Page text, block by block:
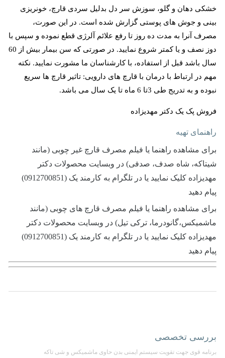
خشکی دهان و گلو، سوزش سر دل بدلیل سردی قارچ، خونریزی
بینی و جوش های پوستی گزارش شده است. در این صورت،
مصرف آنرا به مدت ده روز تا رفع علائم آلرژی قطع نموده و سپس با
دوز نصف و یا کمتر شروع نمایید. در صورتی که سن بیمار بیش از 60
سال باشد قبل از استفاده، با کارشناسان ما مشورت نمایید. نکته
مهم در ارتباط با درمان با قارچ های دارویی: تاثیر قارچ ها سریع
نبوده و به تدریج طی 3تا 6 ماه تا یک سال می باشد.
فروش پک یک دکتر مهدیزاده
راهنمای تهیه
برای مشاهده راهنما یا فیلم مصرف قارچ غیر چوبی (مانند
شیتاکه، شاه صدف، صدفی) در وبسایت محصولات دکتر
مهدیزاده کلیک نمایید یا در تلگرام به کارمند یک (0912700851)
پیام دهید
برای مشاهده راهنما یا فیلم مصرف قارچ های چوبی (مانند
ماشمیکس،‌گانودرما، ترکی تیل) در وبسایت محصولات دکتر
مهدیزاده کلیک نمایید یا در تلگرام به کارمند یک (0912700851)
پیام دهید
بررسی تخصصی
برنامه قوی جهت تقویت سیستم ایمنی بدن حاوی ماشمیکس و شی تاکه